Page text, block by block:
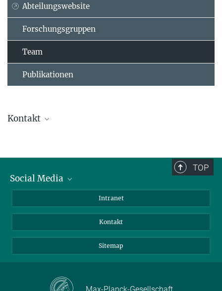
Abteilungswebsite
Forschungsgruppen
Team
Publikationen
Kontakt
+49 4522 763-260
Assistenz der Abteilung
TOP
Social Media
LinkedIn
Intranet
Kontakt
Sitemap
Max-Planck-Gesellschaft